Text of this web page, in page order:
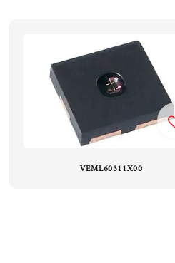
VEML60311X00